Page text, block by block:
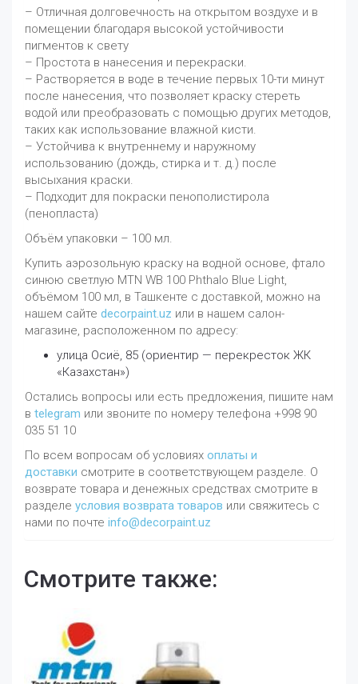
– Отличная долговечность на открытом воздухе и в
помещении благодаря высокой устойчивости
пигментов к свету
– Простота в нанесения и перекраски.
– Растворяется в воде в течение первых 10-ти минут
после нанесения, что позволяет краску стереть
водой или преобразовать с помощью других методов,
таких как использование влажной кисти.
– Устойчива к внутреннему и наружному
использованию (дождь, стирка и т. д.) после
высыхания краски.
– Подходит для покраски пенополистирола
(пенопласта)
Объём упаковки – 100 мл.
Купить аэрозольную краску на водной основе, фтало
синюю светлую MTN WB 100 Phthalo Blue Light,
объёмом 100 мл, в Ташкенте с доставкой, можно на
нашем сайте decorpaint.uz или в нашем салон-
магазине, расположенном по адресу:
улица Осиё, 85 (ориентир — перекресток ЖК
«Казахстан»)
Остались вопросы или есть предложения, пишите нам
в telegram или звоните по номеру телефона +998 90
035 51 10
По всем вопросам об условиях оплаты и
доставки смотрите в соответствующем разделе. О
возврате товара и денежных средствах смотрите в
разделе условия возврата товаров или свяжитесь с
нами по почте info@decorpaint.uz
Смотрите также: